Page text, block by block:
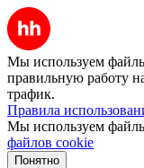
Мы используем
правильную работу
трафик.
Правила
Мы используем
файлов cookie
Понятно